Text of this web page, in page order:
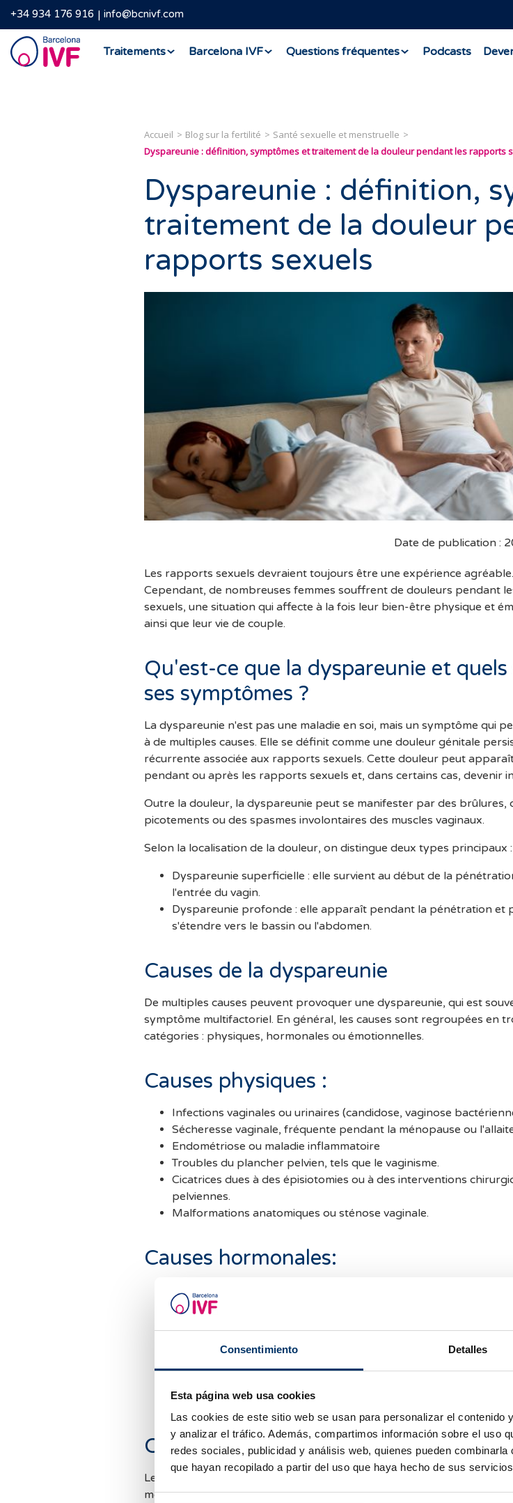
Consentimiento Detalles
Esta página web usa cookies
Las cookies de este sitio web se usan para personalizar el
y analizar el tráfico. Además, compartimos información sobre el uso
redes sociales, publicidad y análisis web, quienes pueden
que hayan recopilado a partir del uso que haya hecho de sus
+34 934 176 916 info@bcnivf.com
Barcelona
IVF
Traitements Barcelona IVF Questions fréquentes Podcasts
Accueil Blog sur la fertilité
Santé sexuelle et menstruelle
Dyspareunie : définition, symptômes et traitement de la douleur pendant les rapports
Dyspareunie : définition,
traitement de la douleur
rapports sexuels
Date de publication :
Les rapports sexuels devraient toujours être une expérience agréable.
Cependant, de nombreuses femmes souffrent de douleurs pendant
sexuels, une situation qui affecte à la fois leur bien-être physique et
ainsi que leur vie de couple.
Qu'est-ce que la dyspareunie et
ses symptômes ?
La dyspareunie n'est pas une maladie en soi, mais un symptôme qui
à de multiples causes. Elle se définit comme une douleur génitale
récurrente associée aux rapports sexuels. Cette douleur peut
pendant ou après les rapports sexuels et, dans certains cas, devenir
Outre la douleur, la dyspareunie peut se manifester par des brûlures,
picotements ou des spasmes involontaires des muscles vaginaux.
Selon la localisation de la douleur, on distingue deux types principaux :
Dyspareunie superficielle : elle survient au début de la
l'entrée du vagin.
Dyspareunie profonde : elle apparaît pendant la pénétration et
s'étendre vers le bassin ou l'abdomen.
Causes de la dyspareunie
De multiples causes peuvent provoquer une dyspareunie, qui est
symptôme multifactoriel. En général, les causes sont regroupées en
catégories : physiques, hormonales ou émotionnelles.
Causes physiques :
Infections vaginales ou urinaires (candidose, vaginose
Sécheresse vaginale, fréquente pendant la ménopause ou
Endométriose ou maladie inflammatoire
Troubles du plancher pelvien, tels que le vaginisme.
Cicatrices dues à des épisiotomies ou à des interventions
pelviennes.
Malformations anatomiques ou sténose vaginale.
Causes hormonales:
Déficit en œstrogènes, fréquent pendant la ménopause, après
l'accouchement ou résultant de l'utilisation de certains
Anxiété, peur de la douleur ou expériences sexuelles
Problèmes de couple, faible estime de soi ou manque de désir
Comment traiter la dyspareunie ?
Le traitement dépend de la cause, il est donc essentiel de procéder à
médical complet. Celui-ci doit inclure les antécédents médicaux, un